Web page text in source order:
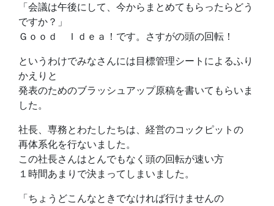
「会議は午後にして、今からまとめてもらったらどう
ですか？」
Ｇｏｏｄ Ｉｄｅａ！です。さすがの頭の回転！
というわけでみなさんには目標管理シートによるふり
かえりと
発表のためのブラッシュアップ原稿を書いてもらいま
した。
社長、専務とわたしたちは、経営のコックピットの
再体系化を行ないました。
この社長さんはとんでもなく頭の回転が速い方
１時間あまりで決まってしまいました。
「ちょうどこんなときでなければ行けませんの